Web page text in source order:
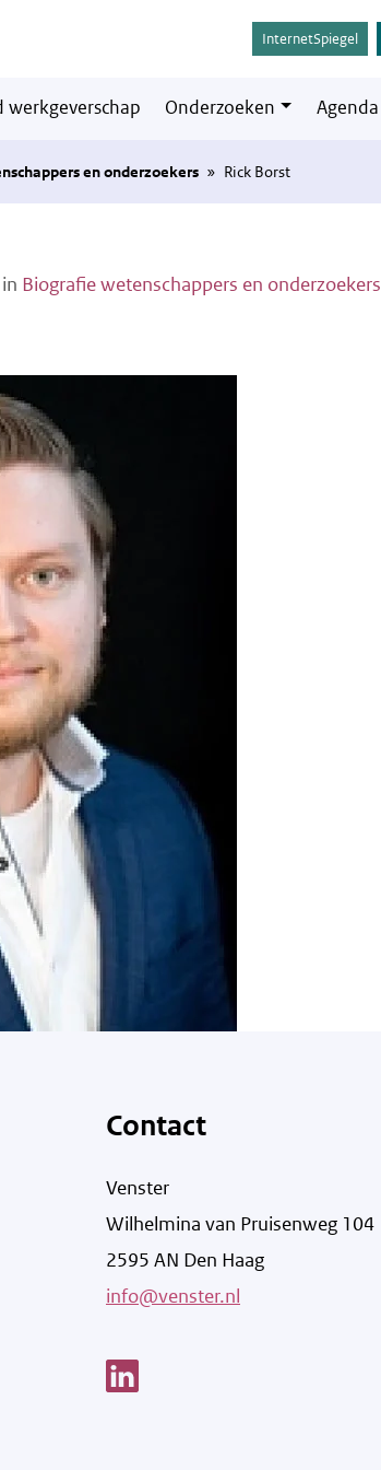
InternetSpiegel
werkgeverschap Onderzoeken Agenda
en onderzoekers » Rick Borst
in Biografie wetenschappers en onderzoekers
Contact
Venster
Wilhelmina van Pruisenweg 104
2595 AN Den Haag
info@venster.nl